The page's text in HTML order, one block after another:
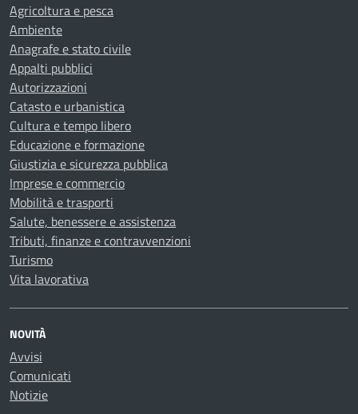
Agricoltura e pesca
Ambiente
Anagrafe e stato civile
Appalti pubblici
Autorizzazioni
Catasto e urbanistica
Cultura e tempo libero
Educazione e formazione
Giustizia e sicurezza pubblica
Imprese e commercio
Mobilità e trasporti
Salute, benessere e assistenza
Tributi, finanze e contravvenzioni
Turismo
Vita lavorativa
NOVITÀ
Avvisi
Comunicati
Notizie